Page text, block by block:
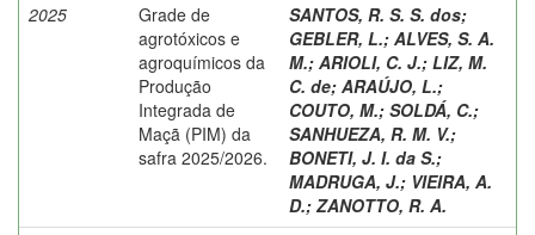
2025
Grade de
agrotóxicos e
agroquímicos da
Produção
Integrada de
Maçã (PIM) da
safra 2025/2026.
SANTOS, R. S. S. dos;
GEBLER, L.; ALVES, S. A.
M.; ARIOLI, C. J.; LIZ, M.
C. de; ARAÚJO, L.;
COUTO, M.; SOLDÁ, C.;
SANHUEZA, R. M. V.;
BONETI, J. I. da S.;
MADRUGA, J.; VIEIRA, A.
D.; ZANOTTO, R. A.